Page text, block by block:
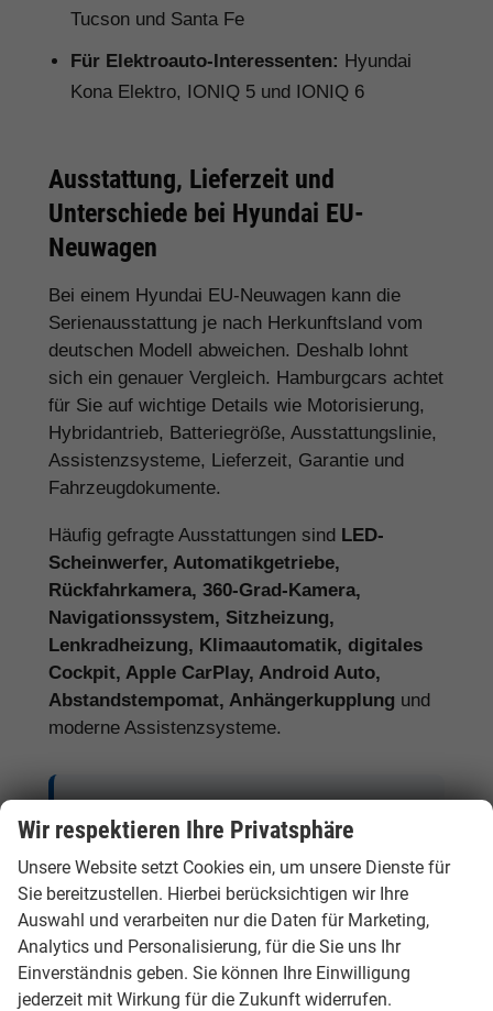
Tucson und Santa Fe
Für Elektroauto-Interessenten: Hyundai
Kona Elektro, IONIQ 5 und IONIQ 6
Ausstattung, Lieferzeit und
Unterschiede bei Hyundai EU-
Neuwagen
Bei einem Hyundai EU-Neuwagen kann die
Serienausstattung je nach Herkunftsland vom
deutschen Modell abweichen. Deshalb lohnt
sich ein genauer Vergleich. Hamburgcars achtet
für Sie auf wichtige Details wie Motorisierung,
Hybridantrieb, Batteriegröße, Ausstattungslinie,
Assistenzsysteme, Lieferzeit, Garantie und
Fahrzeugdokumente.
Häufig gefragte Ausstattungen sind LED-
Scheinwerfer, Automatikgetriebe,
Rückfahrkamera, 360-Grad-Kamera,
Navigationssystem, Sitzheizung,
Lenkradheizung, Klimaautomatik, digitales
Cockpit, Apple CarPlay, Android Auto,
Abstandstempomat, Anhängerkupplung und
moderne Assistenzsysteme.
Neuwagen nicht nur den Kaufpreis,
sondern auch Ausstattung, Lieferzeit,
Garantieumfang und mögliche
Zusatzkosten. So erkennen Sie den
tatsächlichen Preisvorteil.
Wir respektieren Ihre Privatsphäre
Unsere Website setzt Cookies ein, um unsere Dienste für
Sie bereitzustellen. Hierbei berücksichtigen wir Ihre
Auswahl und verarbeiten nur die Daten für Marketing,
Analytics und Personalisierung, für die Sie uns Ihr
Einverständnis geben. Sie können Ihre Einwilligung
jederzeit mit Wirkung für die Zukunft widerrufen.